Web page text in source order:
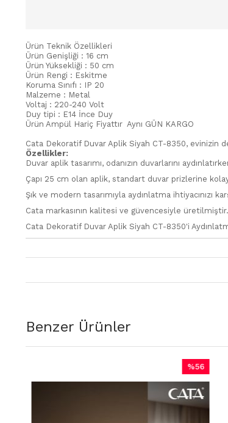
Ürün Teknik Özellikleri
Ürün Genişliği : 16 cm
Ürün Yüksekliği : 50 cm
Ürün Rengi : Eskitme
Koruma Sınıfı : IP 20
Malzeme : Metal
Voltaj : 220-240 Volt
Duy tipi : E14 İnce Duy
Ürün Ampül Hariç Fiyattır Aynı GÜN KARGO
Cata Dekoratif Duvar Aplik Siyah CT-8350, evinizin
Özellikler:
Duvar aplik tasarımı, odanızın duvarlarını
Çapı 25 cm olan aplik, standart duvar prizlerine
Şık ve modern tasarımıyla aydınlatma ihtiyacınızı
Cata markasının kalitesi ve güvencesiyle üretilmiştir.
Cata Dekoratif Duvar Aplik Siyah CT-8350'i
Benzer Ürünler
İndirim
%56İndirim